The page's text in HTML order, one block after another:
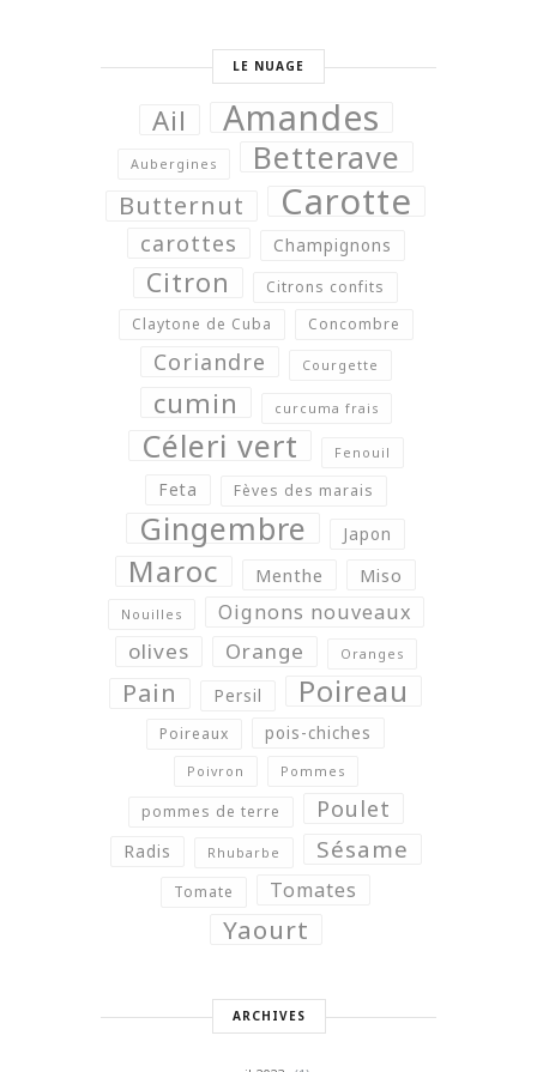
LE NUAGE
Ail Amandes
Aubergines Betterave
Butternut Carotte
carottes Champignons
Citron
Citrons confits
Claytone de Cuba
Concombre
Coriandre Courgette
cumin curcuma frais
Céleri vert Fenouil
Feta Fèves des marais
Gingembre Japon
Maroc Menthe Miso
Nouilles Oignons nouveaux
olives Orange Oranges
Pain Persil Poireau
Poireaux pois-chiches
Poivron Pommes
pommes de terre Poulet
Radis Rhubarbe Sésame
Tomate Tomates
Yaourt
ARCHIVES